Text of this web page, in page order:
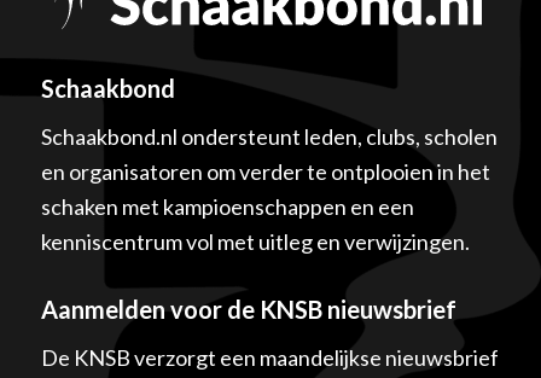
Schaakbond
Schaakbond.nl ondersteunt leden, clubs, scholen
en organisatoren om verder te ontplooien in het
schaken met kampioenschappen en een
kenniscentrum vol met uitleg en verwijzingen.
Aanmelden voor de KNSB nieuwsbrief
De KNSB verzorgt een maandelijkse nieuwsbrief